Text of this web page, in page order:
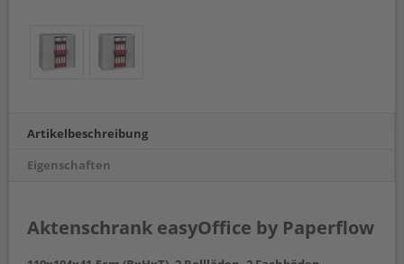
Artikelbeschreibung
Eigenschaften
Aktenschrank easyOffice by Paperflow